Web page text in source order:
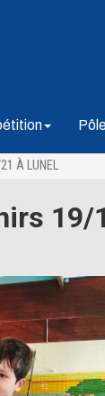
À LUNEL
19/